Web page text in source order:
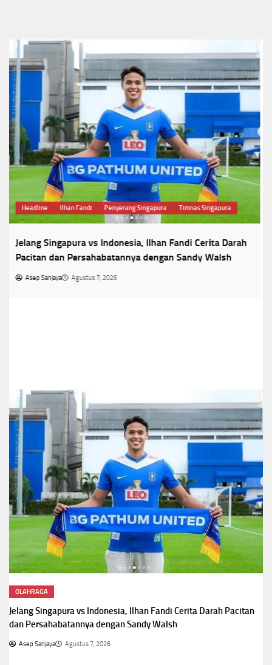
Desainer Headline Kebaya Tren Kebaya 2026
5 Tren Kebaya 2026 yang Bikin Penampilan Makin
Viral ASN Bandung Barat Live Saat Jam Kerja, Ucapan Minta Fee
1 Persen Picu Klarifikasi
Asep Sanjaya Agustus 7, 2026